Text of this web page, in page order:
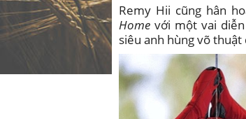
Remy Hii cũng hân
Home với một vai
siêu anh hùng võ